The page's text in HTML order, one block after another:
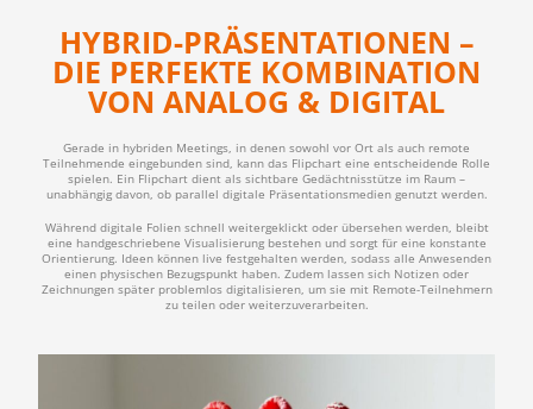
HYBRID-PRÄSENTATIONEN –
DIE PERFEKTE KOMBINATION
VON ANALOG & DIGITAL
Gerade in hybriden Meetings, in denen sowohl vor Ort als auch remote
Teilnehmende eingebunden sind, kann das Flipchart eine entscheidende Rolle
spielen. Ein Flipchart dient als sichtbare Gedächtnisstütze im Raum –
unabhängig davon, ob parallel digitale Präsentationsmedien genutzt werden.
Während digitale Folien schnell weitergeklickt oder übersehen werden, bleibt
eine handgeschriebene Visualisierung bestehen und sorgt für eine konstante
Orientierung. Ideen können live festgehalten werden, sodass alle Anwesenden
einen physischen Bezugspunkt haben. Zudem lassen sich Notizen oder
Zeichnungen später problemlos digitalisieren, um sie mit Remote-Teilnehmern
zu teilen oder weiterzuverarbeiten.